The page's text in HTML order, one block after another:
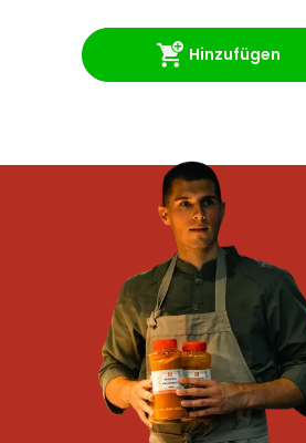
Hinzufügen